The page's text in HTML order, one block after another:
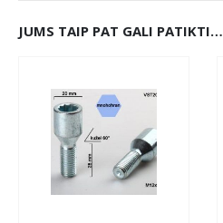
JUMS TAIP PAT GALI PATIKTI…